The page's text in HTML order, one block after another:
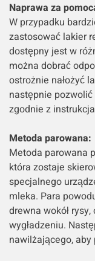
Naprawa za
W przypadku
zastosować lakier
dostępny jest w
można dobrać
ostrożnie nałożyć
następnie
zgodnie z
Metoda parowana:
Metoda parowana
która zostaje
specjalnego
mleka. Para
drewna wokół
wygładzeniu.
nawilżającego, aby